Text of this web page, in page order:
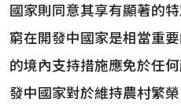
國家則同意其享有顯著的
窮在開發中國家是相當重
的境內支持措施應免於任
發中國家對於維持農村繁